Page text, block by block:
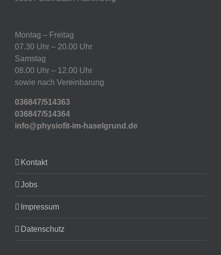
Montag – Freitag
07.30 Uhr – 20.00 Uhr
Samstag
08.00 Uhr – 12.00 Uhr
sowie nach Vereinbarung
036847/514363
036847/514364
info@physiofit-im-haselgrund.de
Kontakt
Jobs
Impressum
Datenschutz